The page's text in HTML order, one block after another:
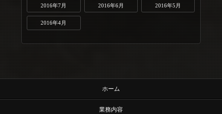
2016年7月 2016年6月 2016年5月
2016年4月
ホーム
業務内容